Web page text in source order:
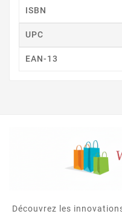
ISBN
UPC
EAN-13
Découvrez les